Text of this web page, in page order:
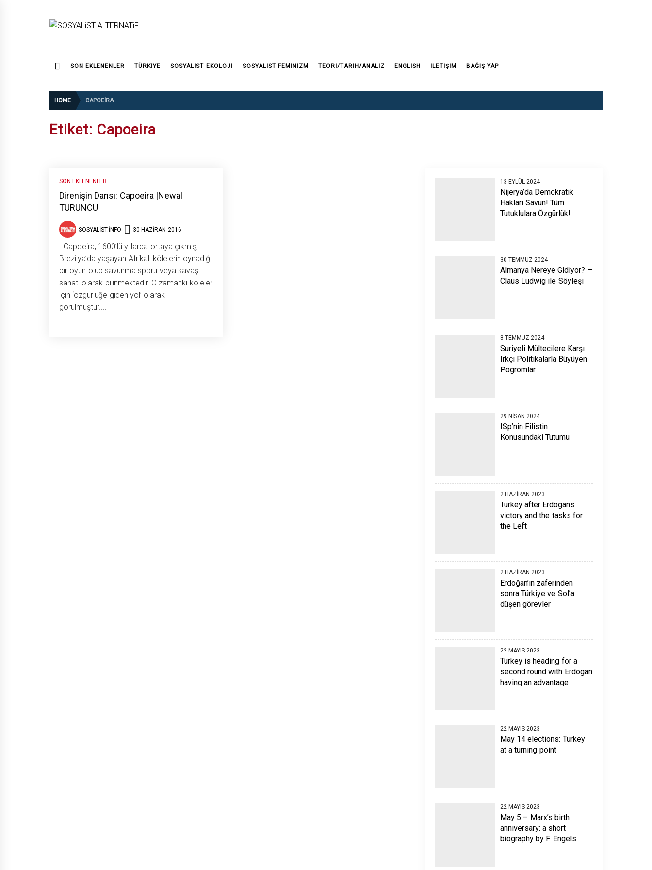
SON EKLENENLER TÜRKİYE SOSYALIST EKOLOJI SOSYALIST FEMINIZM TEORI/TARIH/ANALIZ ENGLISH İLETİŞİM BAĞIŞ YAP
HOME CAPOEIRA
Etiket: Capoeira
SON EKLENENLER
Direnişin Dansı: Capoeira |Newal
TURUNCU
SOSYALIST.INFO 30 HAZIRAN 2016
Capoeira, 1600’lü yıllarda ortaya çıkmış,
Brezilya’da yaşayan Afrikalı kölelerin oynadığı
bir oyun olup savunma sporu veya savaş
sanatı olarak bilinmektedir. O zamanki köleler
için ‘özgürlüğe giden yol’ olarak
görülmüştür....
13 EYLÜL 2024
Nijerya’da Demokratik
Hakları Savun! Tüm
Tutuklulara Özgürlük!
30 TEMMUZ 2024
Almanya Nereye Gidiyor? –
Claus Ludwig ile Söyleşi
8 TEMMUZ 2024
Suriyeli Mültecilere Karşı
Irkçı Politikalarla Büyüyen
Pogromlar
29 NISAN 2024
ISp’nin Filistin
Konusundaki Tutumu
2 HAZIRAN 2023
Turkey after Erdogan’s
victory and the tasks for
the Left
2 HAZIRAN 2023
Erdoğan’ın zaferinden
sonra Türkiye ve Sol’a
düşen görevler
22 MAYIS 2023
Turkey is heading for a
second round with Erdogan
having an advantage
22 MAYIS 2023
May 14 elections: Turkey
at a turning point
22 MAYIS 2023
May 5 – Marx’s birth
anniversary: a short
biography by F. Engels